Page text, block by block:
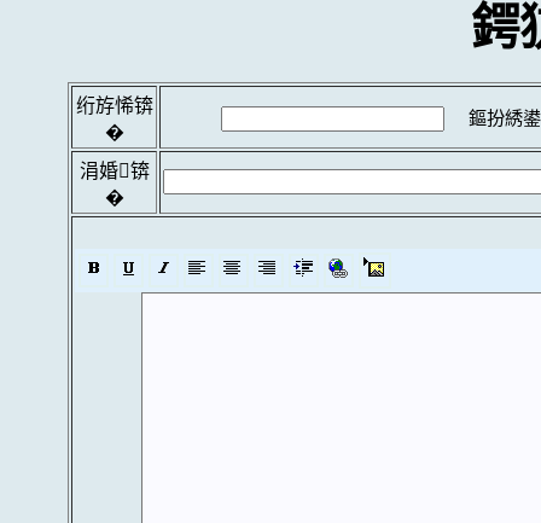
鍔
绗斿悕锛
�
鏂扮綉
涓婚锛
�